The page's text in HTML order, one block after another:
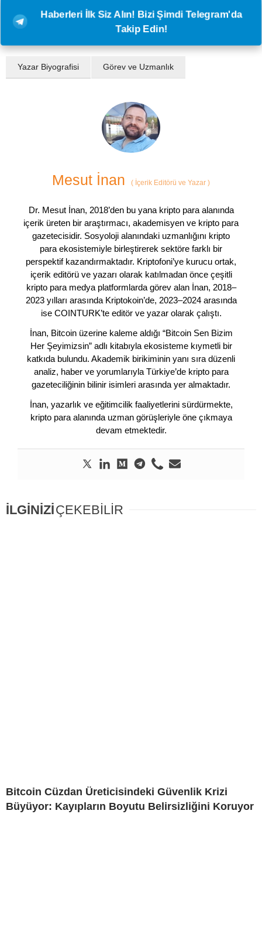
Haberleri İlk Siz Alın! Bizi Şimdi Telegram'da
Takip Edin!
Yazar Biyografisi Görev ve Uzmanlık
Mesut İnan ( İçerik Editörü ve Yazar )
Dr. Mesut İnan, 2018’den bu yana kripto para alanında
içerik üreten bir araştırmacı, akademisyen ve kripto para
gazetecisidir. Sosyoloji alanındaki uzmanlığını kripto
para ekosistemiyle birleştirerek sektöre farklı bir
perspektif kazandırmaktadır. Kriptofoni’ye kurucu ortak,
içerik editörü ve yazarı olarak katılmadan önce çeşitli
kripto para medya platformlarda görev alan İnan, 2018–
2023 yılları arasında Kriptokoin’de, 2023–2024 arasında
ise COINTURK’te editör ve yazar olarak çalıştı.
İnan, Bitcoin üzerine kaleme aldığı “Bitcoin Sen Bizim
Her Şeyimizsin” adlı kitabıyla ekosisteme kıymetli bir
katkıda bulundu. Akademik birikiminin yanı sıra düzenli
analiz, haber ve yorumlarıyla Türkiye’de kripto para
gazeteciliğinin bilinir isimleri arasında yer almaktadır.
İnan, yazarlık ve eğitimcilik faaliyetlerini sürdürmekte,
kripto para alanında uzman görüşleriyle öne çıkmaya
devam etmektedir.
İLGİNİZİÇEKEBİLİR
Bitcoin Cüzdan Üreticisindeki Güvenlik Krizi
Büyüyor: Kayıpların Boyutu Belirsizliğini Koruyor